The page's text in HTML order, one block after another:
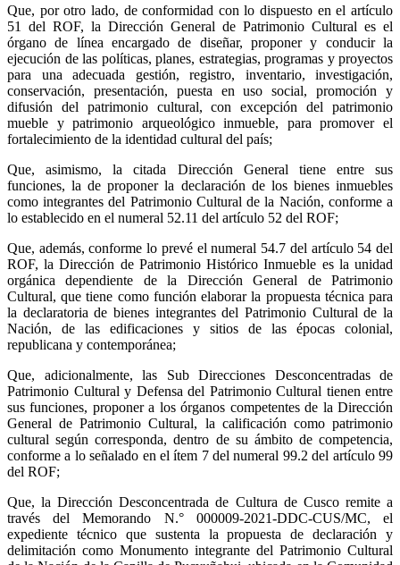
Que, por otro lado, de conformidad con lo dispuesto en el artículo
51 del ROF, la Dirección General de Patrimonio Cultural es el
órgano de línea encargado de diseñar, proponer y conducir la
ejecución de las políticas, planes, estrategias, programas y proyectos
para una adecuada gestión, registro, inventario, investigación,
conservación, presentación, puesta en uso social, promoción y
difusión del patrimonio cultural, con excepción del patrimonio
mueble y patrimonio arqueológico inmueble, para promover el
fortalecimiento de la identidad cultural del país;
Que, asimismo, la citada Dirección General tiene entre sus
funciones, la de proponer la declaración de los bienes inmuebles
como integrantes del Patrimonio Cultural de la Nación, conforme a
lo establecido en el numeral 52.11 del artículo 52 del ROF;
Que, además, conforme lo prevé el numeral 54.7 del artículo 54 del
ROF, la Dirección de Patrimonio Histórico Inmueble es la unidad
orgánica dependiente de la Dirección General de Patrimonio
Cultural, que tiene como función elaborar la propuesta técnica para
la declaratoria de bienes integrantes del Patrimonio Cultural de la
Nación, de las edificaciones y sitios de las épocas colonial,
republicana y contemporánea;
Que, adicionalmente, las Sub Direcciones Desconcentradas de
Patrimonio Cultural y Defensa del Patrimonio Cultural tienen entre
sus funciones, proponer a los órganos competentes de la Dirección
General de Patrimonio Cultural, la calificación como patrimonio
cultural según corresponda, dentro de su ámbito de competencia,
conforme a lo señalado en el ítem 7 del numeral 99.2 del artículo 99
del ROF;
Que, la Dirección Desconcentrada de Cultura de Cusco remite a
través del Memorando N.° 000009-2021-DDC-CUS/MC, el
expediente técnico que sustenta la propuesta de declaración y
delimitación como Monumento integrante del Patrimonio Cultural